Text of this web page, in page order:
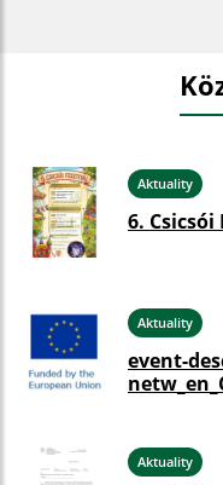
Aktuality
6. Csicsói
Aktuality
event-
Aktuality